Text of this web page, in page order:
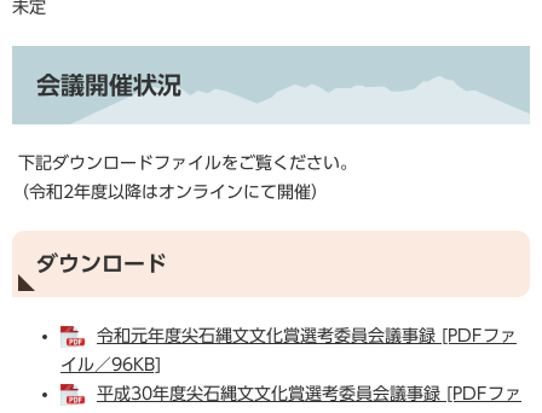
未定
会議開催状況
下記ダウンロードファイルをご覧ください。
（令和2年度以降はオンラインにて開催）
ダウンロード
令和元年度尖石縄文文化賞選考委員会議事録 [PDFファ
イル／96KB]
平成30年度尖石縄文文化賞選考委員会議事録 [PDFファ